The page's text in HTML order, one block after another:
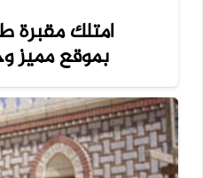
امتلك مقبرة
بموقع مميز